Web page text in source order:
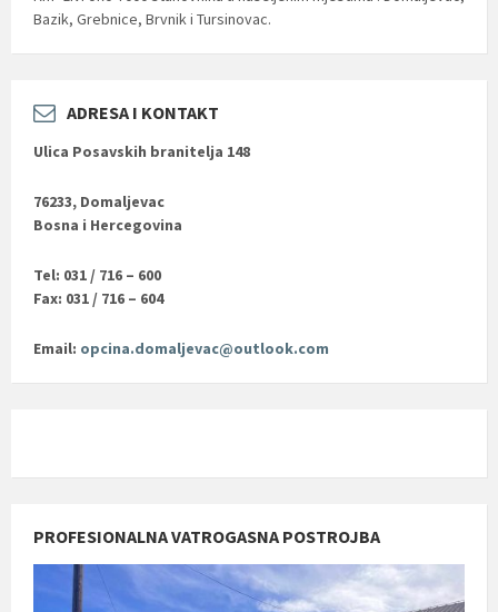
Bazik, Grebnice, Brvnik i Tursinovac.
ADRESA I KONTAKT
Ulica Posavskih branitelja 148
76233, Domaljevac
Bosna i Hercegovina
Tel: 031 / 716 – 600
Fax: 031 / 716 – 604
Email: opcina.domaljevac@outlook.com
PROFESIONALNA VATROGASNA POSTROJBA